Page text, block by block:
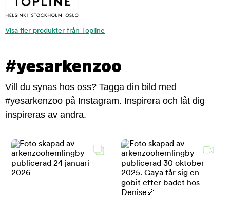
Visa fler produkter från Topline
#yesarkenzoo
Vill du synas hos oss? Tagga din bild med
#yesarkenzoo på Instagram. Inspirera och låt dig
inspireras av andra.